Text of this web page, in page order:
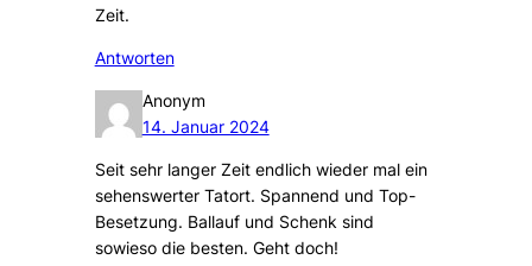
Zeit.
Antworten
Anonym
14. Januar 2024
Seit sehr langer Zeit endlich wieder mal ein
sehenswerter Tatort. Spannend und Top-
Besetzung. Ballauf und Schenk sind
sowieso die besten. Geht doch!